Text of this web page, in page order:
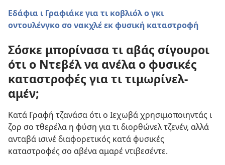
Εδάφια ι Γραφιάκε για τι κοβλιόλ ο γκι
οντουλένγκο σο νακχλέ εκ φυσική καταστροφή
Σόσκε μπορίνασα τι αβάς σίγουροι
ότι ο Ντεβέλ να ανέλα ο φυσικές
καταστροφές για τι τιμωρίνελ-
αμέν;
Κατά Γραφή τζανάσα ότι ο Ιεχωβά χρησιμοποιηντάς ι
ζορ σο τθερέλα η φύση για τι διορθώνελ τζενέν, αλλά
ανταβά ισινέ διαφορετικός κατά φυσικές
καταστροφές σο αβένα αμαρέ ντιβεσέντε.